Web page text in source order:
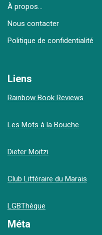
À propos…
Nous contacter
Politique de confidentialité
Liens
Rainbow Book Reviews
Les Mots à la Bouche
Dieter Moitzi
Club Littéraire du Marais
LGBThèque
Méta